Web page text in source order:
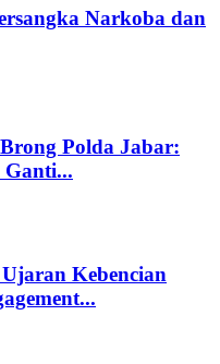
Narkoba dan
Polda Jabar:
Ganti...
Kebencian